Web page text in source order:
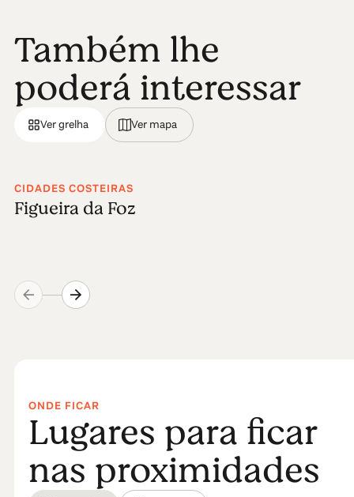
Também lhe
poderá interessar
Ver grelha Ver mapa
CIDADES COSTEIRAS
Figueira da Foz
ONDE FICAR
Lugares para ficar
nas proximidades